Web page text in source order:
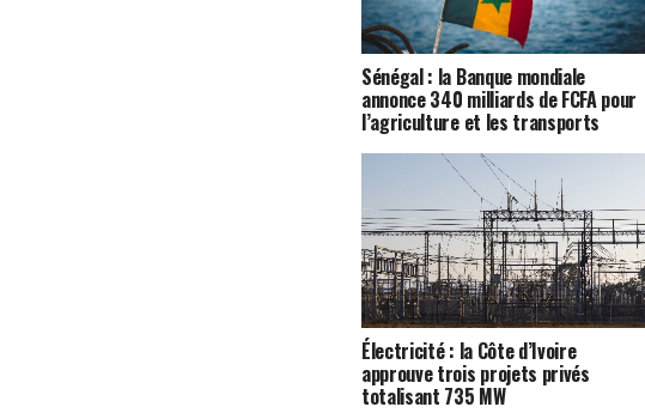
Sénégal : la Banque mondiale
annonce 340 milliards de FCFA pour
l’agriculture et les transports
Électricité : la Côte d’Ivoire
approuve trois projets privés
totalisant 735 MW